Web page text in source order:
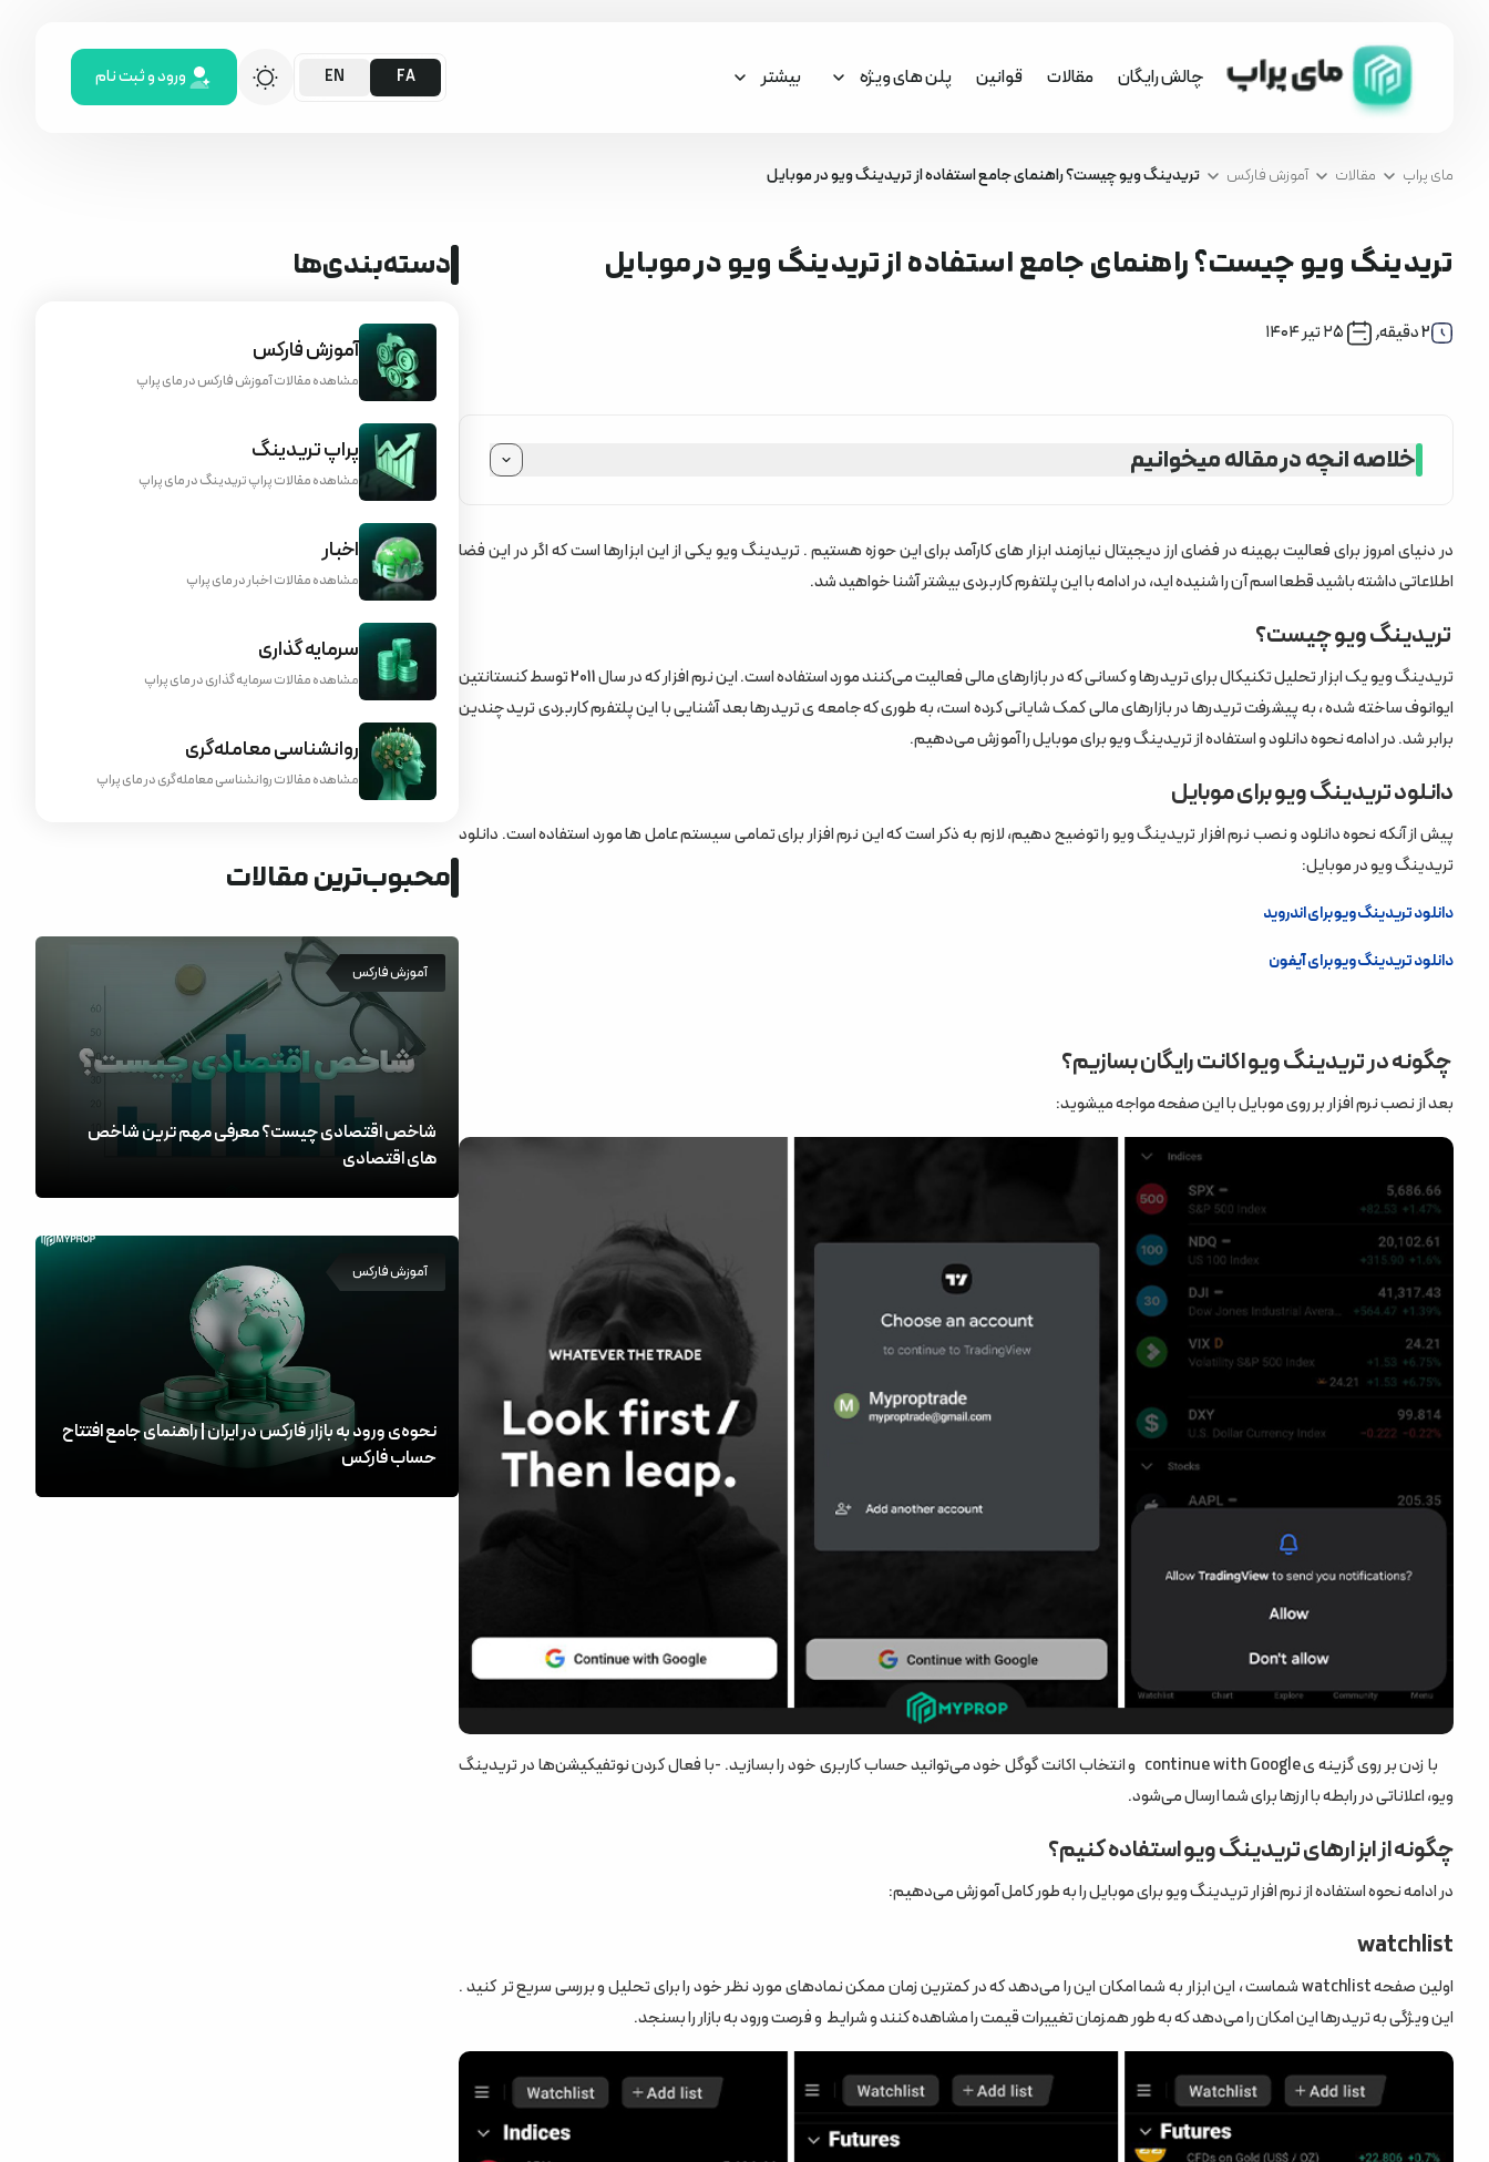
چالش رایگان مقالات قوانین پلن های ویژه بیشتر FA
EN ورود و ثبت نام
مای پراپ مقالات آموزش فارکس تریدینگ ویو چیست؟ راهنمای جامع استفاده از تریدینگ ویو در موبایل
تریدینگ ویو چیست؟ راهنمای جامع استفاده از تریدینگ ویو در موبایل
2دقیقه, ۲۵ تیر ۱۴۰۴
خلاصه انچه در مقاله میخوانیم
دانلود تریدینگ ویو برای موبایل
چگونه در تریدینگ ویو اکانت رایگان بسازیم؟
چگونه از ابزارهای تریدینگ ویو استفاده کنیم؟
watchlist
Chart
Explore
menu
در دنیای امروز برای فعالیت بهینه در فضای ارز دیجیتال نیازمند ابزار های کارآمد برای این حوزه هستیم . تریدینگ ویو یکی از این ابزارها است که اگر در این فضا
اطلاعاتی داشته باشید قطعا اسم آن را شنیده اید، در ادامه با این پلتفرم کاربردی بیشتر آشنا خواهید شد.
تریدینگ ویو یک ابزار تحلیل تکنیکال برای تریدرها و کسانی که در بازارهای مالی فعالیت می‌کنند مورد استفاده است. این نرم افزار که در سال 2011 توسط کنستانتین
ایوانوف ساخته شده ، به پیشرفت تریدرها در بازارهای مالی کمک شایانی کرده است، به طوری که جامعه ی تریدرها بعد آشنایی با این پلتفرم کاربردی ترید چندین
برابر شد. در ادامه نحوه دانلود و استفاده از تریدینگ ویو برای موبایل را آموزش می‌دهیم.
دانلود تریدینگ ویو برای موبایل
پیش از آنکه نحوه دانلود و نصب نرم افزار تریدینگ ویو را توضیح دهیم، لازم به ذکر است که این نرم افزار برای تمامی سیستم عامل ها مورد استفاده است. دانلود
تریدینگ ویو در موبایل:
دانلود تریدینگ ویو برای اندروید
دانلود تریدینگ ویو برای آیفون
بعد از نصب نرم افزار بر روی موبایل با این صفحه مواجه میشوید:
با زدن بر روی گزینه ی continue with Google و انتخاب اکانت گوگل خود می‌توانید حساب کاربری خود را بسازید. -با فعال کردن نوتفیکیشن‌ها در تریدینگ
ویو، اعلاناتی در رابطه با ارزها برای شما ارسال می‌شود.
چگونه از ابزارهای تریدینگ ویو استفاده کنیم؟
در ادامه نحوه استفاده از نرم افزار تریدینگ ویو برای موبایل را به طور کامل آموزش می‌دهیم:
watchlist
اولین صفحه watchlist شماست ، این ابزار به شما امکان این را می‌دهد که در کمترین زمان ممکن نمادهای مورد نظر خود را برای تحلیل و بررسی سریع تر کنید .
این ویژگی به تریدرها این امکان را می‌دهد که به طور همزمان تغییرات قیمت را مشاهده کنند و شرایط و فرصت ورود به بازار را بسنجد.
دسته‌بندی‌ها
آموزش فارکس
مشاهده مقالات آموزش فارکس در مای پراپ
پراپ تریدینگ
مشاهده مقالات پراپ تریدینگ در مای پراپ
اخبار
مشاهده مقالات اخبار در مای پراپ
سرمایه گذاری
مشاهده مقالات سرمایه گذاری در مای پراپ
روانشناسی معامله‌گری
مشاهده مقالات روانشناسی معامله‌گری در مای پراپ
محبوب‌ترین مقالات
آموزش فارکس
شاخص اقتصادی چیست؟ معرفی مهم ترین شاخص
های اقتصادی
آموزش فارکس
نحوه‌ی ورود به بازار فارکس در ایران | راهنمای جامع افتتاح
حساب فارکس